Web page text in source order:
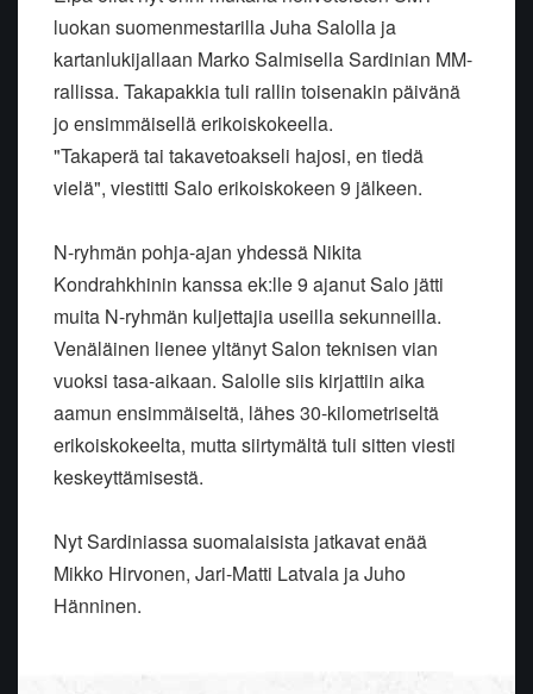
luokan suomenmestarilla Juha Salolla ja
kartanlukijallaan Marko Salmisella Sardinian MM-
rallissa. Takapakkia tuli rallin toisenakin päivänä
jo ensimmäisellä erikoiskokeella.
"Takaperä tai takavetoakseli hajosi, en tiedä
vielä", viestitti Salo erikoiskokeen 9 jälkeen.
N-ryhmän pohja-ajan yhdessä Nikita
Kondrahkhinin kanssa ek:lle 9 ajanut Salo jätti
muita N-ryhmän kuljettajia useilla sekunneilla.
Venäläinen lienee yltänyt Salon teknisen vian
vuoksi tasa-aikaan. Salolle siis kirjattiin aika
aamun ensimmäiseltä, lähes 30-kilometriseltä
erikoiskokeelta, mutta siirtymältä tuli sitten viesti
keskeyttämisestä.
Nyt Sardiniassa suomalaisista jatkavat enää
Mikko Hirvonen, Jari-Matti Latvala ja Juho
Hänninen.